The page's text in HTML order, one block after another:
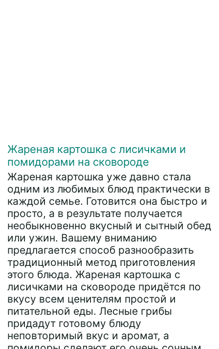
Жареная картошка с лисичками и
помидорами на сковороде
Жареная картошка уже давно стала
одним из любимых блюд практически в
каждой семье. Готовится она быстро и
просто, а в результате получается
необыкновенно вкусный и сытный обед
или ужин. Вашему вниманию
предлагается способ разнообразить
традиционный метод приготовления
этого блюда. Жареная картошка с
лисичками на сковороде придётся по
вкусу всем ценителям простой и
питательной еды. Лесные грибы
придадут готовому блюду
неповторимый вкус и аромат, а